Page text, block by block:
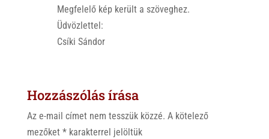
Megfelelő kép került a szöveghez.
Üdvözlettel:
Csíki Sándor
Hozzászólás írása
Az e-mail címet nem tesszük közzé. A kötelező
mezőket *karakterrel jelöltük